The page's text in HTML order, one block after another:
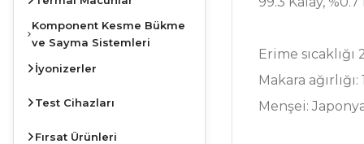
Komponent Kesme Bükme
ve Sayma Sistemleri
İyonizerler
Test Cihazları
Fırsat Ürünleri
Erime sıcaklığı
Makara
Menşei: